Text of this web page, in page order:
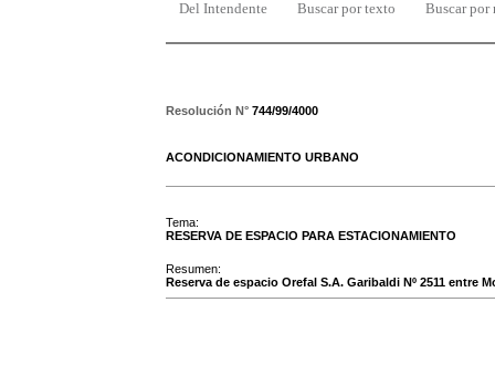
Del Intendente Buscar por texto Buscar por
Resolución N° 744/99/4000
ACONDICIONAMIENTO URBANO
Tema:
RESERVA DE ESPACIO PARA ESTACIONAMIENTO
Resumen:
Reserva de espacio Orefal S.A. Garibaldi Nº 2511 entre